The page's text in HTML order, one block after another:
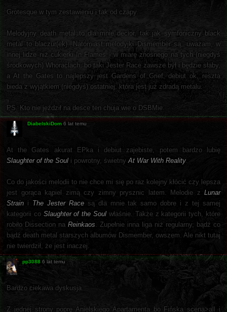
Grotesque w tym zestawieniu i tak od czapy.
Melodyjny death metal to dla mnie decior, tak jak symfoniczny black
metal to blaczur(ek). Natomiast melodyjki Dismember są, uważam, w
innej lidze niż cukierki In Flames - w miarę znośnego na tych (niegdyś
środkowych) Whoraclach, bo taki Jester Race zawsze był i będzie słaby,
a At the Gates to najlepszy jest Gardens of Grief, debiut ok, reszta
bieda z wyjątkiem (niegdyś) ostatniej, która jest już zdradą metalu.
PS. Kto nie jeździł na desce ten chuja wie o DSBMie.
DiabelskiDom 6 lat temu
At the Gates akurat EPka i debiut zajebiste, potem bardzo lubię
Slaughter of the Soul i powrotny, świetny At War With Reality
Co do jakości melodii to nie chce mi się po raz kolejny kłócić czy lepsza
jest gorąca kąpiel zimą czy zimny prysznic latem. Melodie z Lunar
Strain i The Jester Racesą dla mnie tak samo dobre i z tej samej
kategorii co Slaughter of the Soul właśnie. Także z kategorii tych, które
robiło Dissection na Reinkaos . Zupełnie inna liga niż regularny, bądź co
bądź death metal starszych albumów Dismember, owszem. Ale nikt tutaj
nie twierdził, że jest inaczej.
pp3088 6 lat temu
Bardzo ciekawa dyskusja.
Z jednej strony poprę Anielskiego Apartamenta bo Fińska scena>all i